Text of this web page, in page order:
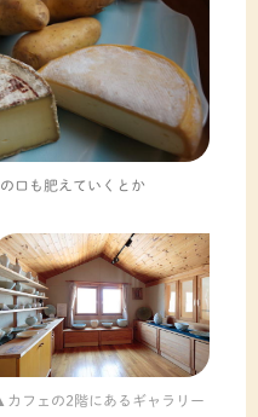
口も肥えていくとか
カフェの2階にあるギャラリー